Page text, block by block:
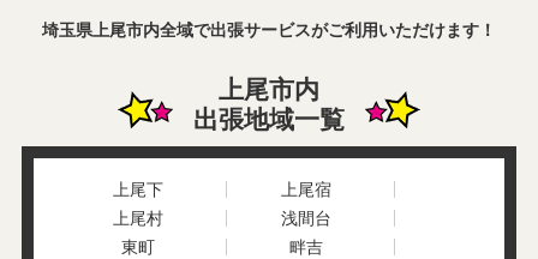
埼玉県上尾市内全域で出張サービスがご利用いただけます！
上尾市内
出張地域一覧
上尾下
上尾宿
上尾村
浅間台
東町
畔吉